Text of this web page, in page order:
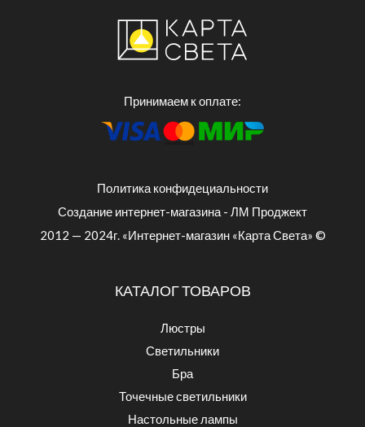
Принимаем к оплате:
Политика конфидециальности
Создание интернет-магазина - ЛМ Проджект
2012 — 2024г. «Интернет-магазин «Карта Света» ©
КАТАЛОГ ТОВАРОВ
Люстры
Светильники
Бра
Точечные светильники
Настольные лампы